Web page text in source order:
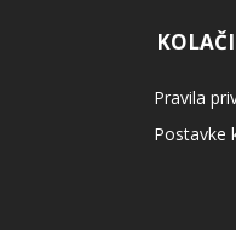
Pravila
Postavke